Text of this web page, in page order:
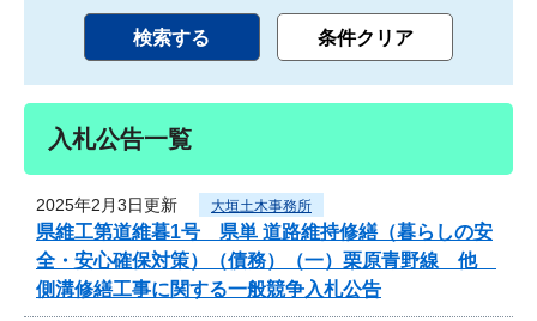
入札公告一覧
2025年2月3日更新 大垣土木事務所
県維工第道維暮1号 県単 道路維持修繕（暮らしの安
全・安心確保対策）（債務）（一）栗原青野線 他
側溝修繕工事に関する一般競争入札公告